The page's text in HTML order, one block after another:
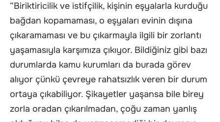
“Biriktiricilik ve istifçilik, kişinin eşyalarla kurduğu
bağdan kopamaması, o eşyaları evinin dışına
çıkaramaması ve bu çıkarmayla ilgili bir zorlantı
yaşamasıyla karşımıza çıkıyor. Bildiğiniz gibi bazı
durumlarda kamu kurumları da burada görev
alıyor çünkü çevreye rahatsızlık veren bir durum
ortaya çıkabiliyor. Şikayetler yaşansa bile birey
zorla oradan çıkarılmadan, çoğu zaman yanlış